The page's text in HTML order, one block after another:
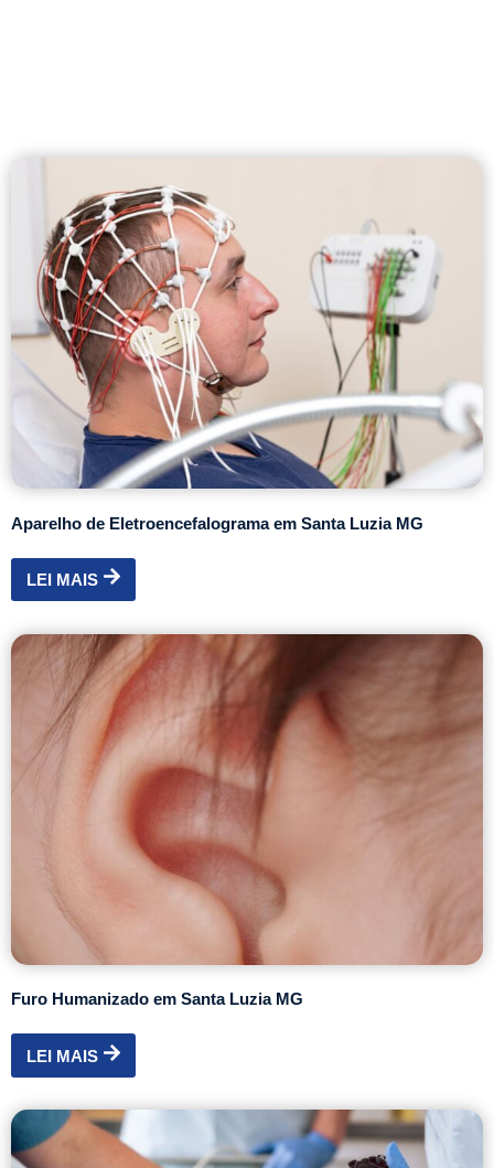
Aparelho de Eletroencefalograma em Santa Luzia MG
LEI MAIS
Furo Humanizado em Santa Luzia MG
LEI MAIS